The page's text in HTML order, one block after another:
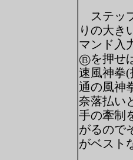
ステッ
りの大き
マンド入
を押せ
速風神拳
通の風神
奈落払い
手の牽制
がるので
がベスト